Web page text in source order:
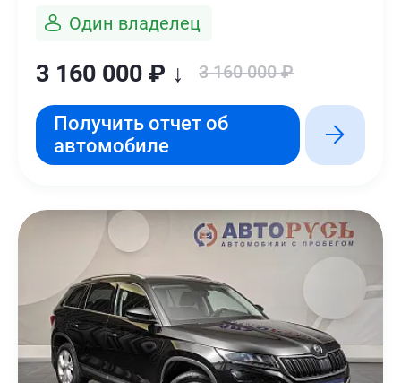
Один владелец
3 160 000 ₽ ↓ 3 160 000 ₽
Получить отчет об
автомобиле